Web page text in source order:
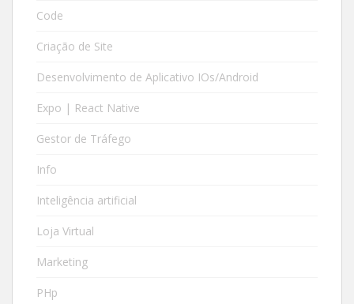
Code
Criação de Site
Desenvolvimento de Aplicativo IOs/Android
Expo | React Native
Gestor de Tráfego
Info
Inteligência artificial
Loja Virtual
Marketing
PHp